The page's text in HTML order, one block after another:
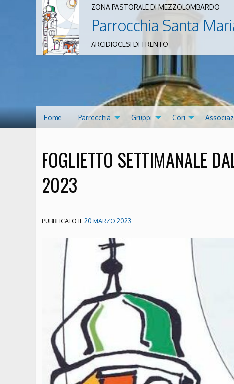
ZONA PASTORALE DI MEZZOLOMBARDO
Parrocchia Santa
ARCIDIOCESI DI TRENTO
Home Parrocchia Gruppi Cori
FOGLIETTO SETTIMANALE
2023
PUBBLICATO IL20 MARZO 2023